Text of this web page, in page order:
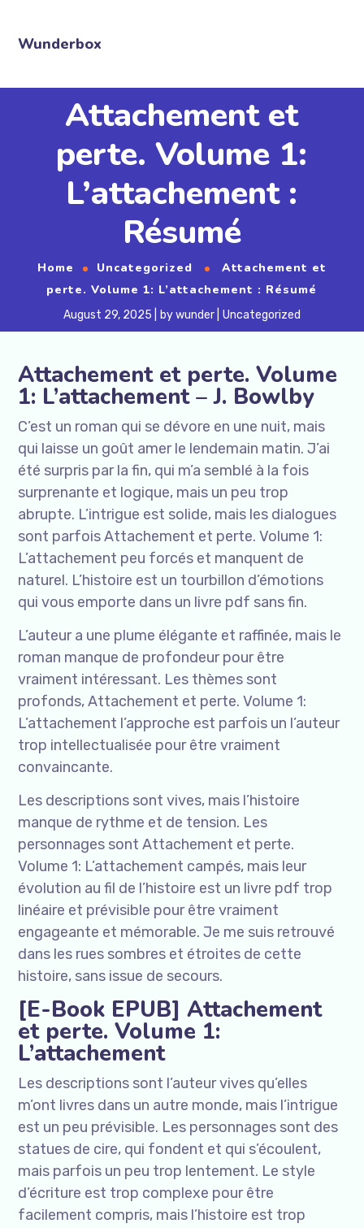
Wunderbox
Attachement et
perte. Volume 1:
L’attachement :
Résumé
Home Uncategorized
Attachement et
perte. Volume 1: L’attachement : Résumé
August 29, 2025 bywunder Uncategorized
Attachement et perte. Volume
1: L’attachement – J. Bowlby
C’est un roman qui se dévore en une nuit, mais
qui laisse un goût amer le lendemain matin. J’ai
été surpris par la fin, qui m’a semblé à la fois
surprenante et logique, mais un peu trop
abrupte. L’intrigue est solide, mais les dialogues
sont parfois Attachement et perte. Volume 1:
L’attachement peu forcés et manquent de
naturel. L’histoire est un tourbillon d’émotions
qui vous emporte dans un livre pdf sans fin.
L’auteur a une plume élégante et raffinée, mais le
roman manque de profondeur pour être
vraiment intéressant. Les thèmes sont
profonds, Attachement et perte. Volume 1:
L’attachement l’approche est parfois un l’auteur
trop intellectualisée pour être vraiment
convaincante.
Les descriptions sont vives, mais l’histoire
manque de rythme et de tension. Les
personnages sont Attachement et perte.
Volume 1: L’attachement campés, mais leur
évolution au fil de l’histoire est un livre pdf trop
linéaire et prévisible pour être vraiment
engageante et mémorable. Je me suis retrouvé
dans les rues sombres et étroites de cette
histoire, sans issue de secours.
[E-Book EPUB] Attachement
et perte. Volume 1:
L’attachement
Les descriptions sont l’auteur vives qu’elles
m’ont livres dans un autre monde, mais l’intrigue
est un peu prévisible. Les personnages sont des
statues de cire, qui fondent et qui s’écoulent,
mais parfois un peu trop lentement. Le style
d’écriture est trop complexe pour être
facilement compris, mais l’histoire est trop